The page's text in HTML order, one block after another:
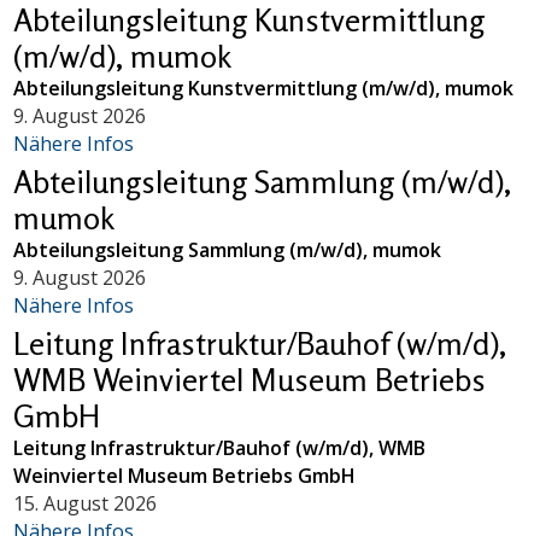
Abteilungsleitung Kunstvermittlung
(m/w/d), mumok
Abteilungsleitung Kunstvermittlung (m/w/d), mumok
9. August 2026
Nähere Infos
Abteilungsleitung Sammlung (m/w/d),
mumok
Abteilungsleitung Sammlung (m/w/d), mumok
9. August 2026
Nähere Infos
Leitung Infrastruktur/Bauhof (w/m/d),
WMB Weinviertel Museum Betriebs
GmbH
Leitung Infrastruktur/Bauhof (w/m/d), WMB
Weinviertel Museum Betriebs GmbH
15. August 2026